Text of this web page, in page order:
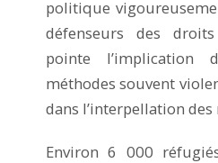
politique
défenseurs des
pointe l’implication
méthodes souvent
dans l’interpellation
Environ 6 000